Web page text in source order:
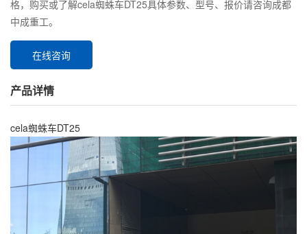
格，购买或了解cela蜘蛛车DT25具体参数、型号、报价请咨询成都
中成重工。
在线咨询
产品详情
cela蜘蛛车DT25